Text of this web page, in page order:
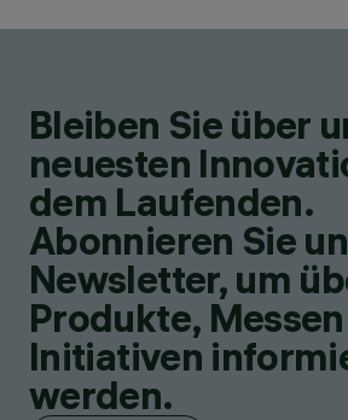
Bleiben Sie über
neuesten
dem Laufenden.
Abonnieren Sie
Newsletter, um
Produkte,
Initiativen
werden.